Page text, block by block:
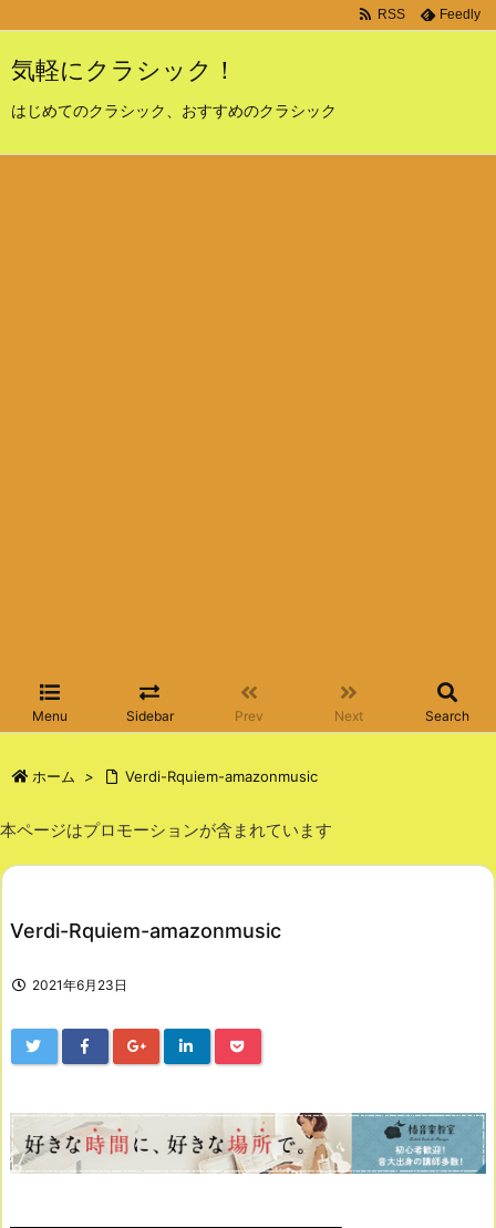
気軽にクラシック！
はじめてのクラシック、おすすめのクラシック
Menu Sidebar Prev Next Search
RSS Feedly
ホーム > Verdi-Rquiem-amazonmusic
本ページはプロモーションが含まれています
Verdi-Rquiem-amazonmusic
2021年6月23日